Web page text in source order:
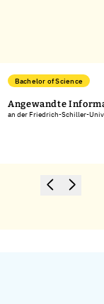
Bachelor of Science
Angewandte
an der Friedrich-Schiller-